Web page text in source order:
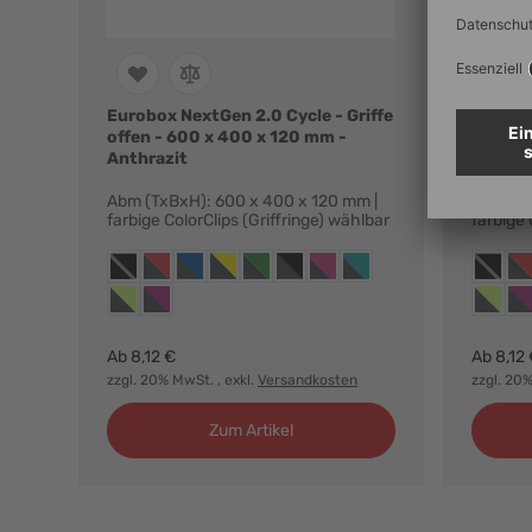
Eurobox NextGen 2.0 Cycle - Griffe
offen - 600 x 400 x 120 mm -
Anthrazit
Abm (TxBxH): 600 x 400 x 120 mm |
farbige ColorClips (Griffringe) wählbar
Farbvarianten:
anthrazit, ohne griffringe
anthrazit, griffringe rot
anthrazit, griffringe blau
anthrazit, griffringe gelb
anthrazit, griffringe grün
anthrazit, griffringe schwarz
anthrazit, griffringe magenta
anthrazit, griffringe türkis
anthrazit, griffringe hellgrün
anthrazit, griffringe purpur
Ab 8,12 €
zzgl. 20% MwSt. , exkl. Versandkosten
Zum Artikel
-
Abm
farbige
Ab 8,12
zzgl.